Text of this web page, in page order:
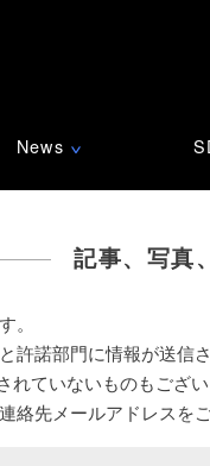
News ∨
記事、写真
。
許諾部門に情報が送信
れていないものもござ
絡先メールアドレスを